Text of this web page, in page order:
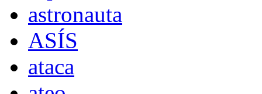
astronauta
ASÍS
ataca